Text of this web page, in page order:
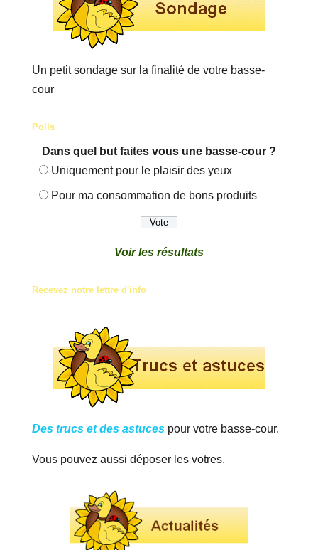
Un petit sondage sur la finalité de votre basse-
cour
Polls
Dans quel but faites vous une basse-cour ?
Uniquement pour le plaisir des yeux
Pour ma consommation de bons produits
Voir les résultats
Recevez notre lettre d'info
Des trucs et des astucespour votre basse-cour.
Vous pouvez aussi déposer les votres.